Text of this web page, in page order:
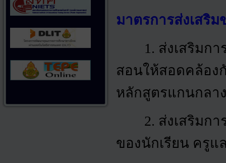
มาตรการส่งเสริม
1. ส่งเสริมก
สอนให้สอดคล้อง
หลักสูตรแกนกลา
2. ส่งเสริมก
ของนักเรียน ครูแ